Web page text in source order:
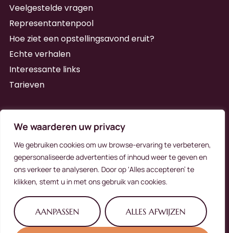
We waarderen uw privacy
We gebruiken cookies om uw browse-ervaring te verbeteren,
gepersonaliseerde advertenties of inhoud weer te geven en
ons verkeer te analyseren. Door op ‘Alles accepteren’ te
klikken, stemt u in met ons gebruik van cookies.
AANPASSEN ALLES AFWIJZEN
Veelgestelde vragen
Representantenpool
Hoe ziet een opstellingsavond eruit?
Echte verhalen
Interessante links
Tarieven
Schrijf me in